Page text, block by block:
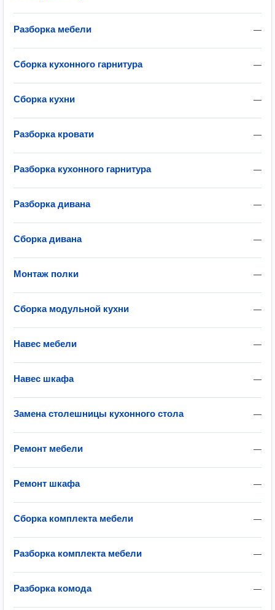
—
Разборка мебели
—
Сборка кухонного гарнитура
—
Сборка кухни
—
Разборка кровати
—
Разборка кухонного гарнитура
—
Разборка дивана
—
Сборка дивана
—
Монтаж полки
—
Сборка модульной кухни
—
Навес мебели
—
Навес шкафа
—
Замена столешницы кухонного стола
—
Ремонт мебели
—
Ремонт шкафа
—
Сборка комплекта мебели
—
Разборка комплекта мебели
—
Разборка комода